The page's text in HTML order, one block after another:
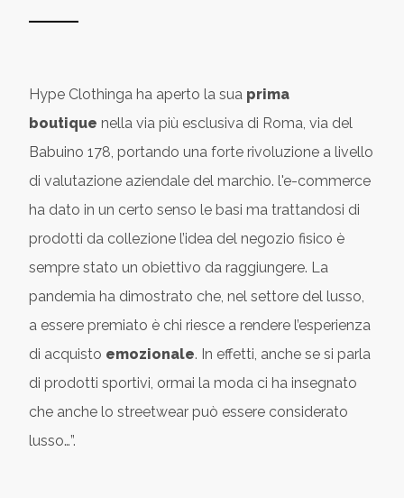
Hype Clothinga ha aperto la sua prima
boutique nella via più esclusiva di Roma, via del
Babuino 178, portando una forte rivoluzione a livello
di valutazione aziendale del marchio. l'e-commerce
ha dato in un certo senso le basi ma trattandosi di
prodotti da collezione l’idea del negozio fisico è
sempre stato un obiettivo da raggiungere. La
pandemia ha dimostrato che, nel settore del lusso,
a essere premiato è chi riesce a rendere l’esperienza
di acquisto emozionale. In effetti, anche se si parla
di prodotti sportivi, ormai la moda ci ha insegnato
che anche lo streetwear può essere considerato
lusso…”.